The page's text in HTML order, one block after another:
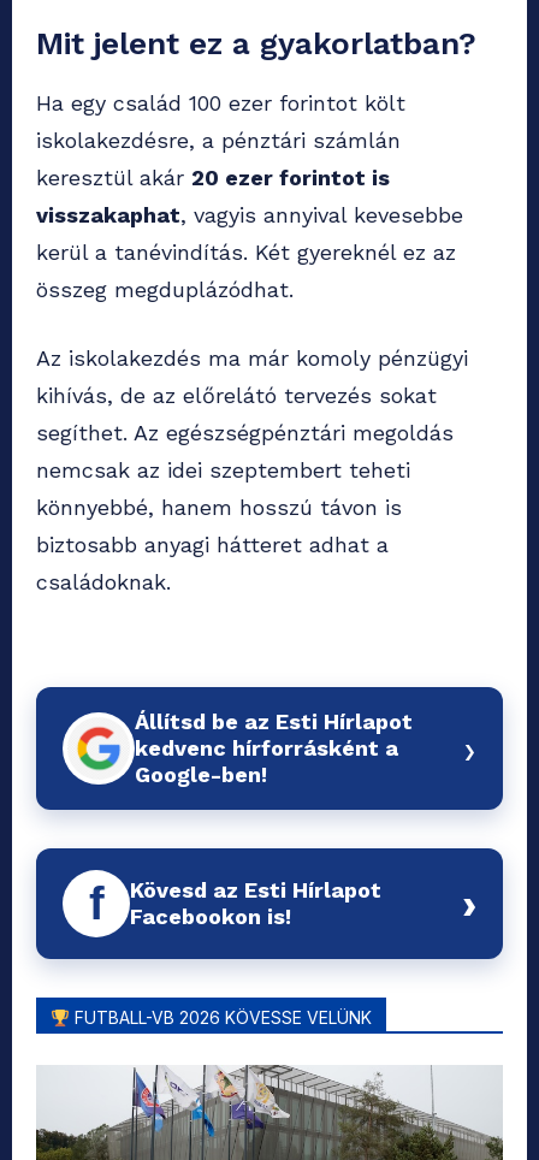
Mit jelent ez a gyakorlatban?
Ha egy család 100 ezer forintot költ
iskolakezdésre, a pénztári számlán
keresztül akár 20 ezer forintot is
visszakaphat, vagyis annyival kevesebbe
kerül a tanévindítás. Két gyereknél ez az
összeg megduplázódhat.
Az iskolakezdés ma már komoly pénzügyi
kihívás, de az előrelátó tervezés sokat
segíthet. Az egészségpénztári megoldás
nemcsak az idei szeptembert teheti
könnyebbé, hanem hosszú távon is
biztosabb anyagi hátteret adhat a
családoknak.
Állítsd be az Esti Hírlapot
kedvenc hírforrásként a
Google-ben!
›
f
Kövesd az Esti Hírlapot
Facebookon is!
›
FUTBALL-VB 2026 KÖVESSE VELÜNK